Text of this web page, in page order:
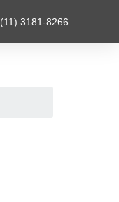
(11) 3181-8266